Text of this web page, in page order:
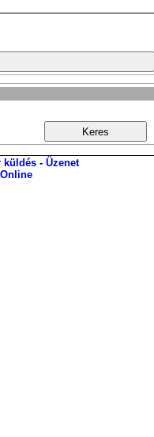
küldés - Üzenet